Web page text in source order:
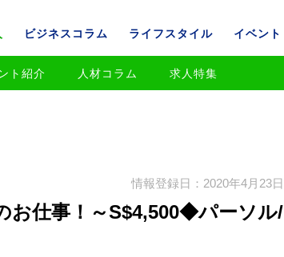
ビジネスコラム ライフスタイル イベント
ト紹介 人材コラム 求人特集
情報登録日：2020年4月23日
お仕事！～S$4,500◆パーソル/